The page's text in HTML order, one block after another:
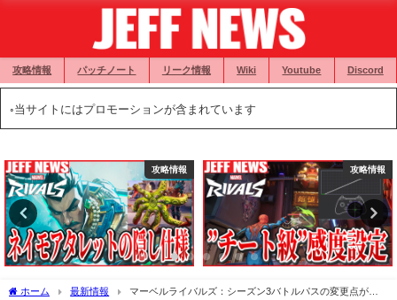
攻略情報 パッチノート リーク情報 Wiki Youtube Discord
◦当サイトにはプロモーションが含まれています
攻略情報 攻略情報
ホーム 最新情報
マーベルライバルズ：シーズン3バトルパスの変更点が物